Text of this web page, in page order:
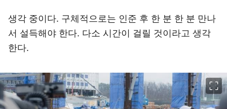
생각 중이다. 구체적으로는 인준 후 한 분 한 분 만나
서 설득해야 한다. 다소 시간이 걸릴 것이라고 생각
한다.